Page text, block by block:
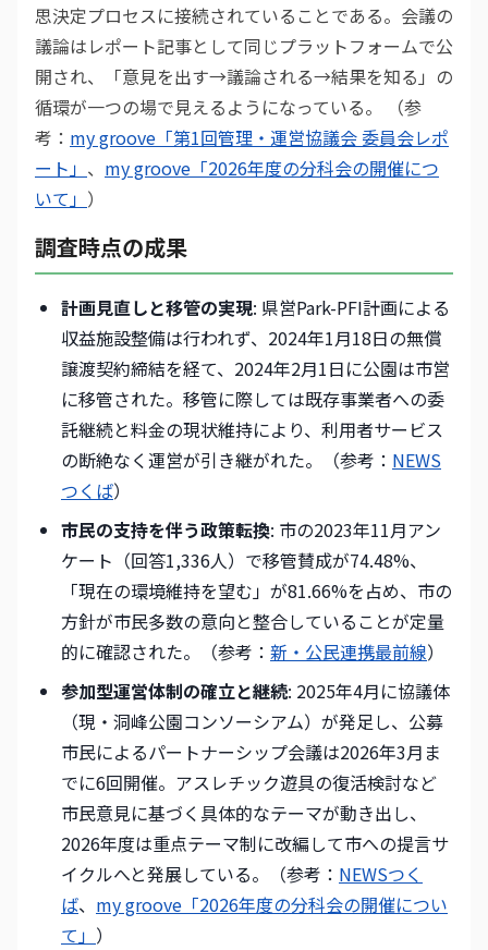
思決定プロセスに接続されていることである。会議の
議論はレポート記事として同じプラットフォームで公
開され、「意見を出す→議論される→結果を知る」の
循環が一つの場で見えるようになっている。 （参
考： my groove「第1回管理・運営協議会 委員会レポ
ート」 、 my groove「2026年度の分科会の開催につ
いて」 ）
調査時点の成果
計画見直しと移管の実現: 県営Park-PFI計画による
収益施設整備は行われず、2024年1月18日の無償
譲渡契約締結を経て、2024年2月1日に公園は市営
に移管された。移管に際しては既存事業者への委
託継続と料金の現状維持により、利用者サービス
の断絶なく運営が引き継がれた。（参考： NEWS
つくば）
市民の支持を伴う政策転換: 市の2023年11月アン
ケート（回答1,336人）で移管賛成が74.48%、
「現在の環境維持を望む」が81.66%を占め、市の
方針が市民多数の意向と整合していることが定量
的に確認された。（参考： 新・公民連携最前線）
参加型運営体制の確立と継続: 2025年4月に協議体
（現・洞峰公園コンソーシアム）が発足し、公募
市民によるパートナーシップ会議は2026年3月ま
でに6回開催。アスレチック遊具の復活検討など
市民意見に基づく具体的なテーマが動き出し、
2026年度は重点テーマ制に改編して市への提言サ
イクルへと発展している。（参考： NEWSつく
ば、 my groove「2026年度の分科会の開催につい
て」 ）